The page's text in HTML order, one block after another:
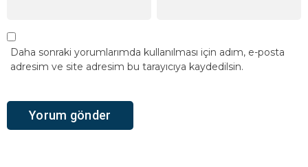
Daha sonraki yorumlarımda kullanılması için adım, e-posta
adresim ve site adresim bu tarayıcıya kaydedilsin.